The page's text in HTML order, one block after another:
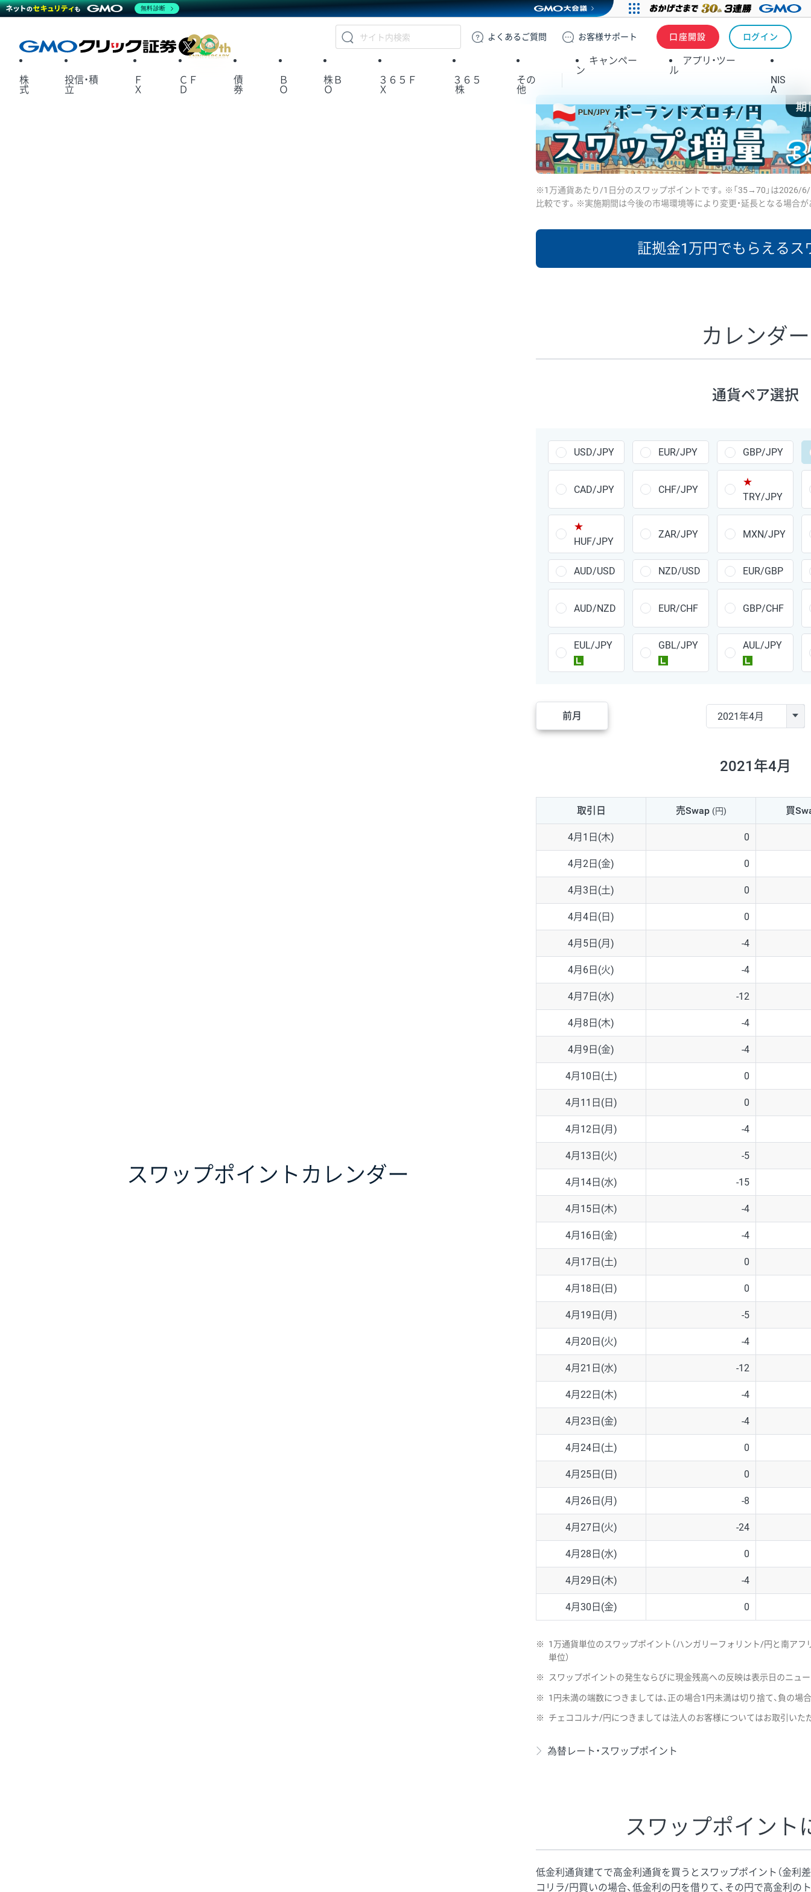
GMOクリック証券
よくある ご質問 お客様サポート 口座開設 ログイン
X
株
式
投信・積
立
Ｆ
Ｘ
ＣＦ
Ｄ
債
券
Ｂ
Ｏ
株Ｂ
Ｏ
３６５Ｆ
Ｘ
３６５
株
その
他
キャンペー
ン
アプリ・ツー
ル
NIS
A
スワップポイント カレンダー
※1万通貨あたり/1日分のスワップポイントです。※「35→70」は2026/6/
比較です。※実施期間は今後の市場環境等により変更・延長となる場合が
証拠金1万円でもらえるス
あたりの
ポイント
GBP/JPY 170円
AUD/JPY 106円
NZD/JPY 28円
CAD/JPY 38円
CHF/JPY 34円
PLN/JPY 35円
HUF/JPY 16円
ZAR/JPY 130円
MXN/JPY 140円
AUD/USD
NZD/USD 41円
EUR/GBP 71円
EUR/AUD 103円
GBP/AUD 43円
AUD/NZD 66円
EUR/CHF 111円
GBP/CHF 220円
USD/CHF 160円
※2026/6/30の当社のスワップポイントおよび、同日の為替レートに
※取引証拠金は同日の当社為替レート（ニューヨーククローズ・MIDレ
※ハンガリーフォリント/円と南アフリカランド/円とメキシコペソ/
カレンダー
通貨ペア選択
USD/JPY EUR/JPY GBP/JPY
CAD/JPY CHF/JPY
★
TRY/JPY
★
HUF/JPY
ZAR/JPY MXN/JPY
AUD/USD NZD/USD EUR/GBP
AUD/NZD EUR/CHF GBP/CHF
EUL/JPY
GBL/JPY
AUL/JPY
前月
2021年4月
取引日 売Swap (円) 買
4月1日(木) 0
4月2日(金) 0
4月3日(土) 0
4月4日(日) 0
4月5日(月) -4
4月6日(火) -4
4月7日(水) -12
4月8日(木) -4
4月9日(金) -4
4月10日(土) 0
4月11日(日) 0
4月12日(月) -4
4月13日(火) -5
4月14日(水) -15
4月15日(木) -4
4月16日(金) -4
4月17日(土) 0
4月18日(日) 0
4月19日(月) -5
4月20日(火) -4
4月21日(水) -12
4月22日(木) -4
4月23日(金) -4
4月24日(土) 0
4月25日(日) 0
4月26日(月) -8
4月27日(火) -24
4月28日(水) 0
4月29日(木) -4
4月30日(金) 0
※
1万通貨単位のスワップポイント（ハンガリーフォリント/円と南ア
単位）
※ スワップポイントの発生ならびに現金残高への反映は表示日のニュ
※ 1円未満の端数につきましては、正の場合1円未満は切り捨て、負の場
※ チェココルナ/円につきましては法人のお客様についてはお取引いた
為替レート・スワップポイント
スワップポイント
低金利通貨建てで高金利通貨を買うとスワップポイント（金利
コリラ/円買いの場合、低金利の円を借りて、その円で高金利の
無料診断